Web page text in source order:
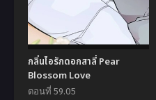
กลิ่นไอรักดอกสาลี่ Pear
Blossom Love
ตอนที่ 59.05